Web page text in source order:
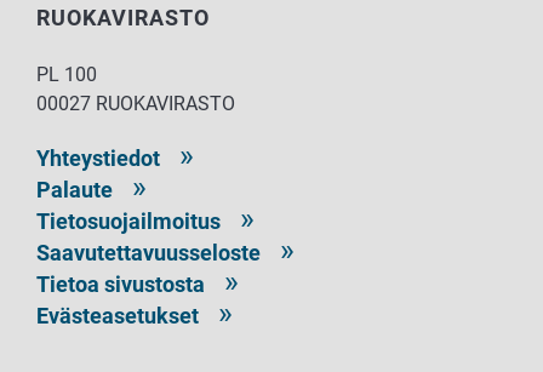
RUOKAVIRASTO
PL 100
00027 RUOKAVIRASTO
Yhteystiedot
Palaute
Tietosuojailmoitus
Saavutettavuusseloste
Tietoa sivustosta
Evästeasetukset